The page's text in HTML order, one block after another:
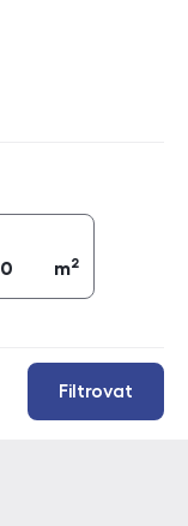
m2
Filtrovat